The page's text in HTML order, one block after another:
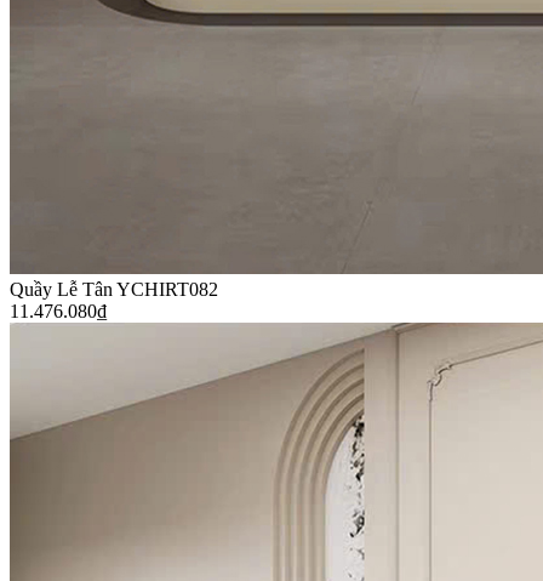
Quầy Lễ Tân YCHIRT082
11.476.080₫